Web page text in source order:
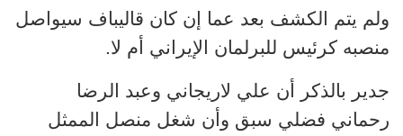
ولم يتم الكشف بعد عما إن كان قاليباف سيواصل
منصبه كرئيس للبرلمان الإيراني أم لا.
جدير بالذكر أن علي لاريجاني وعبد الرضا
رحماني فضلي سبق وأن شغل منصل الممثل